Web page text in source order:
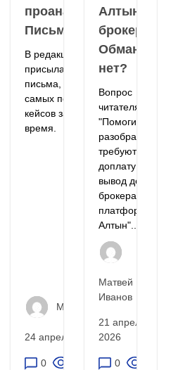
проанализированы.
Письмо от брокера
В редакцию регулярно
присылают подобные
письма, но это — один из
самых показательных
кейсов за последнее
время.
Матвей Иванов
24 апреля, 2026
0
Алтын у
брокера.
Обман или
нет?
Вопрос
читателя:
"Помогите
разобраться —
требуют
доплату за
вывод денег у
брокера через
платформу
Алтын"...
Матвей
Иванов
21 апреля,
2026
0